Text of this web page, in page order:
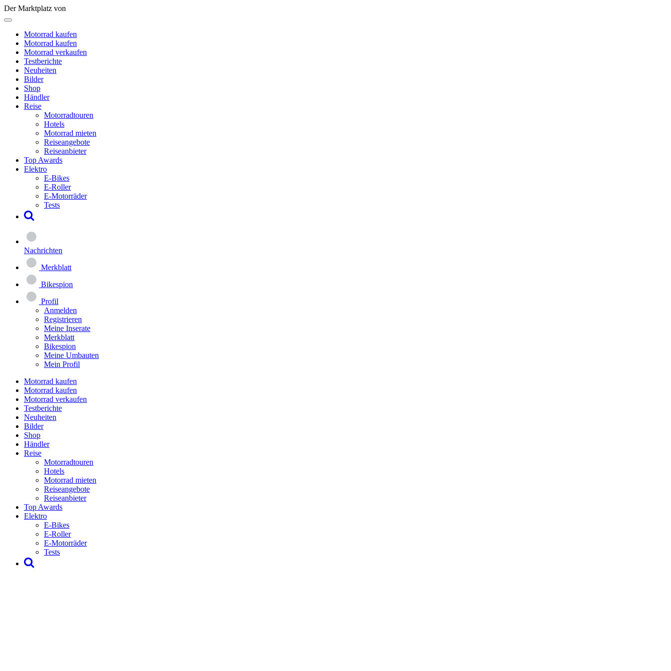
Der Marktplatz von
Motorrad kaufen
Motorrad kaufen
Motorrad verkaufen
Testberichte
Neuheiten
Bilder
Shop
Händler
Reise
Motorradtouren
Hotels
Motorrad mieten
Reiseangebote
Reiseanbieter
Top Awards
Elektro
E-Bikes
E-Roller
E-Motorräder
Tests
Nachrichten
Merkblatt
Bikespion
Profil
Anmelden
Registrieren
Meine Inserate
Merkblatt
Bikespion
Meine Umbauten
Mein Profil
Motorrad kaufen
Motorrad kaufen
Motorrad verkaufen
Testberichte
Neuheiten
Bilder
Shop
Händler
Reise
Motorradtouren
Hotels
Motorrad mieten
Reiseangebote
Reiseanbieter
Top Awards
Elektro
E-Bikes
E-Roller
E-Motorräder
Tests